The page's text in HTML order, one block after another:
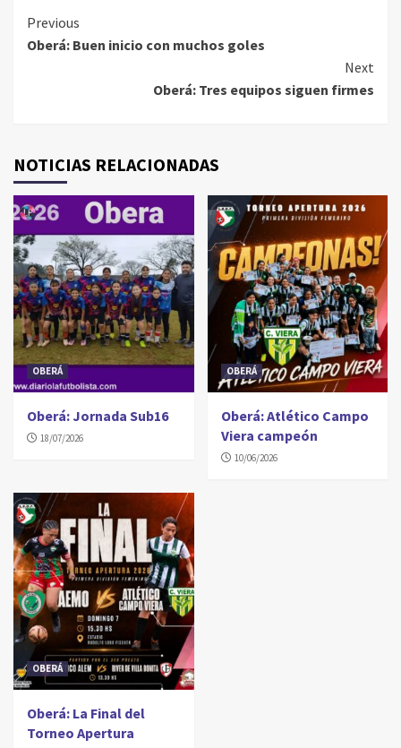
Continue
Reading
Previous
Oberá: Buen inicio con muchos goles
Next
Oberá: Tres equipos siguen firmes
NOTICIAS RELACIONADAS
OBERÁ
Oberá: Jornada Sub16
18/07/2026
OBERÁ
Oberá: Atlético Campo
Viera campeón
10/06/2026
OBERÁ
Oberá: La Final del
Torneo Apertura